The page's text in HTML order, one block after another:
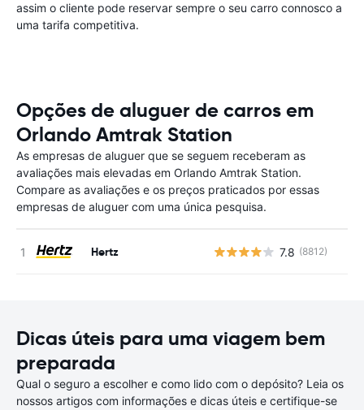
assim o cliente pode reservar sempre o seu carro connosco a
uma tarifa competitiva.
Opções de aluguer de carros em
Orlando Amtrak Station‎
As empresas de aluguer que se seguem receberam as
avaliações mais elevadas em Orlando Amtrak Station‎.
Compare as avaliações e os preços praticados por essas
empresas de aluguer com uma única pesquisa.
Hertz 7.8 (8812)
Dicas úteis para uma viagem bem
preparada
Qual o seguro a escolher e como lido com o depósito? Leia os
nossos artigos com informações e dicas úteis e certifique-se